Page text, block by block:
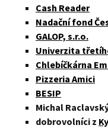
Cash Reader
Nadační fond
GALOP, s.r.o.
Univerzita
Chlebíčkárna
Pizzeria Amici
BESIP
Michal
dobrovolníci z